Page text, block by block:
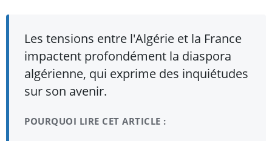
Les tensions entre l'Algérie et la France
impactent profondément la diaspora
algérienne, qui exprime des inquiétudes
sur son avenir.
POURQUOI LIRE CET ARTICLE :